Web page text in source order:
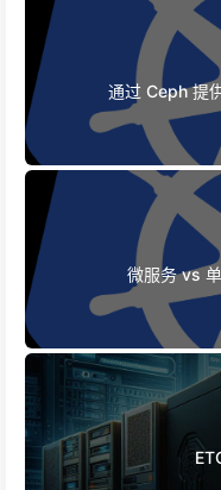
通过 Ceph 提
微服务 vs